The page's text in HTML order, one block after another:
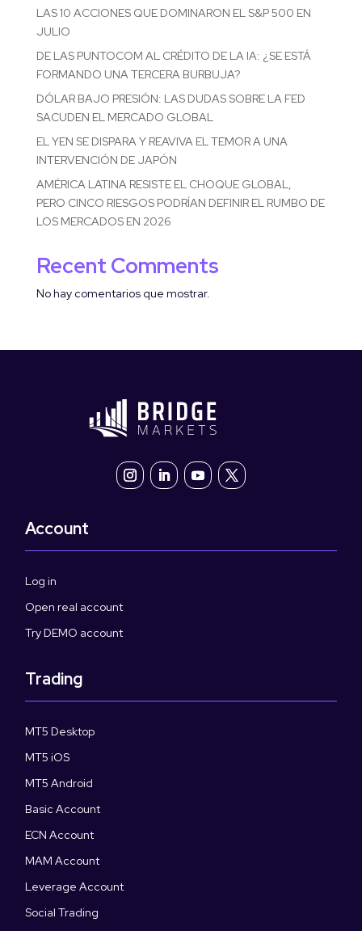
LAS 10 ACCIONES QUE DOMINARON EL S&P 500 EN
JULIO
DE LAS PUNTOCOM AL CRÉDITO DE LA IA: ¿SE ESTÁ
FORMANDO UNA TERCERA BURBUJA?
DÓLAR BAJO PRESIÓN: LAS DUDAS SOBRE LA FED
SACUDEN EL MERCADO GLOBAL
EL YEN SE DISPARA Y REAVIVA EL TEMOR A UNA
INTERVENCIÓN DE JAPÓN
AMÉRICA LATINA RESISTE EL CHOQUE GLOBAL,
PERO CINCO RIESGOS PODRÍAN DEFINIR EL RUMBO DE
LOS MERCADOS EN 2026
Recent Comments
No hay comentarios que mostrar.
Account
Log in
Open real account
Try DEMO account
Trading
MT5 Desktop
MT5 iOS
MT5 Android
Basic Account
ECN Account
MAM Account
Leverage Account
Social Trading